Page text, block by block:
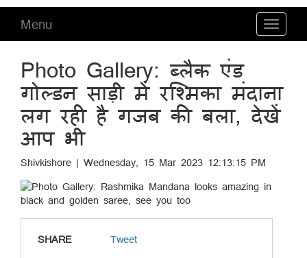
Toggle
Menu
Photo Gallery: ब्लैक एंड
गोल्डन साड़ी में रश्मिका मंदाना
लग रही है गजब की बला, देखें
आप भी
Shivkishore | Wednesday, 15 Mar 2023 12:13:15 PM
SHARE
Tweet